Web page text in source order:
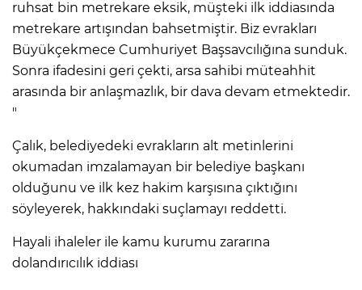
ruhsat bin metrekare eksik, müşteki ilk iddiasında
metrekare artışından bahsetmiştir. Biz evrakları
Büyükçekmece Cumhuriyet Başsavcılığına sunduk.
Sonra ifadesini geri çekti, arsa sahibi müteahhit
arasında bir anlaşmazlık, bir dava devam etmektedir.
"
Çalık, belediyedeki evrakların alt metinlerini
okumadan imzalamayan bir belediye başkanı
olduğunu ve ilk kez hakim karşısına çıktığını
söyleyerek, hakkındaki suçlamayı reddetti.
Hayali ihaleler ile kamu kurumu zararına
dolandırıcılık iddiası